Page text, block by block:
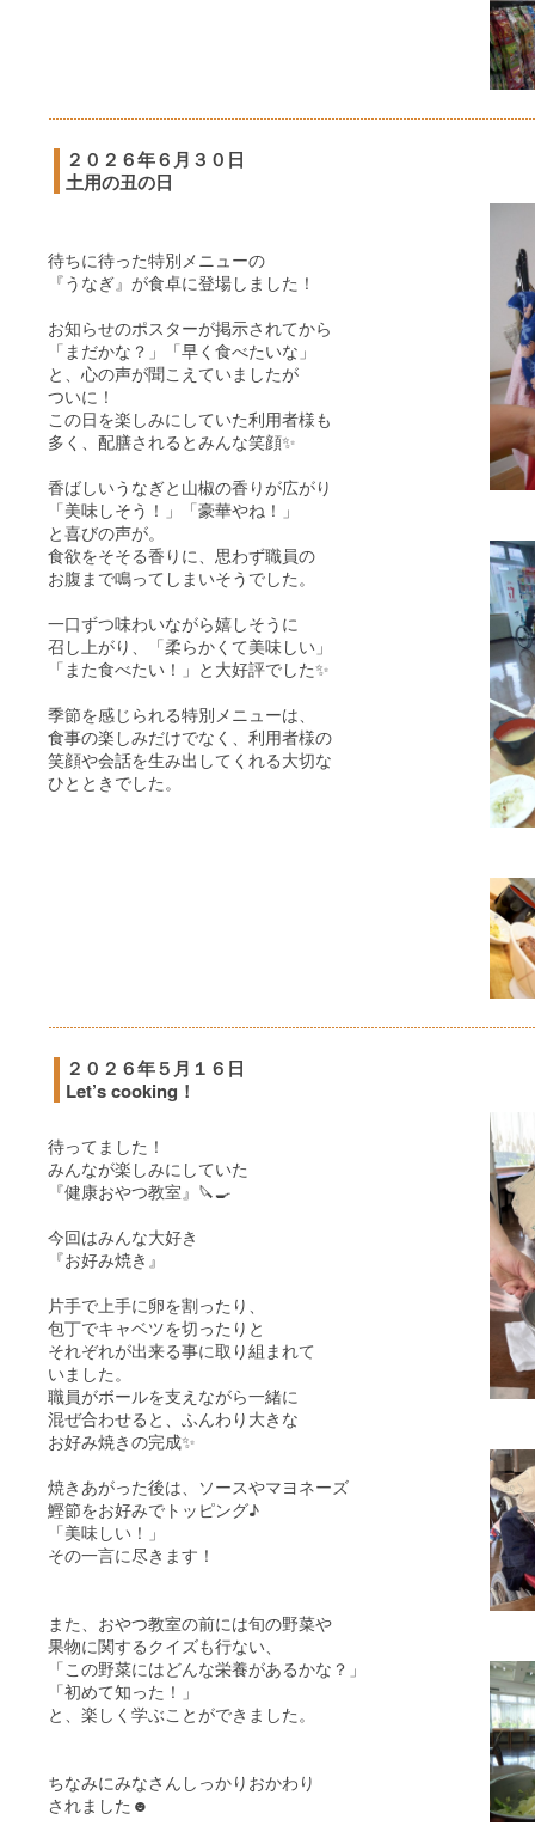
２０２６年６月３０日
土用の丑の日
待ちに待った特別メニューの
『うなぎ』が食卓に登場しました！
お知らせのポスターが掲示されてから
「まだかな？」「早く食べたいな」
と、心の声が聞こえていましたが
ついに！
この日を楽しみにしていた利用者様も
多く、配膳されるとみんな笑顔✨
香ばしいうなぎと山椒の香りが広がり
「美味しそう！」「豪華やね！」
と喜びの声が。
食欲をそそる香りに、思わず職員の
お腹まで鳴ってしまいそうでした。
一口ずつ味わいながら嬉しそうに
召し上がり、「柔らかくて美味しい」
「また食べたい！」と大好評でした✨
季節を感じられる特別メニューは、
食事の楽しみだけでなく、利用者様の
笑顔や会話を生み出してくれる大切な
ひとときでした。
２０２６年５月１６日
Let’s cooking！
待ってました！
みんなが楽しみにしていた
『健康おやつ教室』🔪🍳
今回はみんな大好き
『お好み焼き』
片手で上手に卵を割ったり、
包丁でキャベツを切ったりと
それぞれが出来る事に取り組まれて
いました。
職員がボールを支えながら一緒に
混ぜ合わせると、ふんわり大きな
お好み焼きの完成✨
焼きあがった後は、ソースやマヨネーズ
鰹節をお好みでトッピング♪
「美味しい！」
その一言に尽きます！
また、おやつ教室の前には旬の野菜や
果物に関するクイズも行ない、
「この野菜にはどんな栄養があるかな？」
「初めて知った！」
と、楽しく学ぶことができました。
ちなみにみなさんしっかりおかわり
されました☻